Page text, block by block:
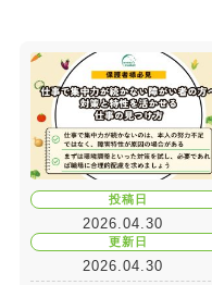
投稿日
2026.04.30
更新日
2026.04.30